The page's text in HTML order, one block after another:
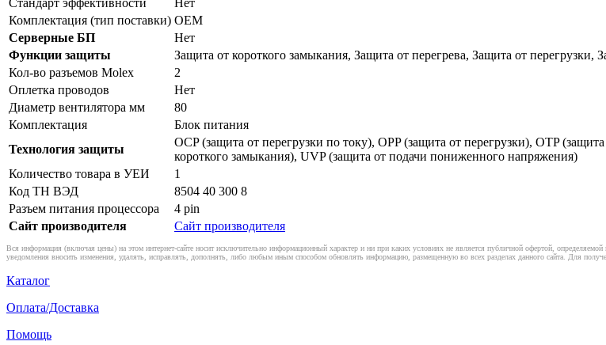
Комплектация (тип поставки) OEM
Серверные БП
Нет
Функции защиты
Защита от короткого замыкания, Защита от перегрева, Защита от перегрузки,
Кол-во разъемов Molex
2
Оплетка проводов
Нет
Диаметр вентилятора мм
80
Комплектация
Блок питания
Технология защиты
OCP (защита от перегрузки по току), OPP (защита от перегрузки), OTP
короткого замыкания), UVP (защита от подачи пониженного напряжения)
Количество товара в УЕИ
1
Код ТН ВЭД
8504 40 300 8
Разъем питания процессора
4 pin
Сайт производителя
Сайт производителя
Вся информация (включая цены) на этом интернет-сайте носит исключительно информационный характер и ни при каких условиях не является публичной офертой,
уведомления вносить изменения, удалять, исправлять, дополнять, либо любым иным способом обновлять информацию, размещенную во всех разделах данного сайта. Для
Каталог
Оплата/Доставка
Помощь